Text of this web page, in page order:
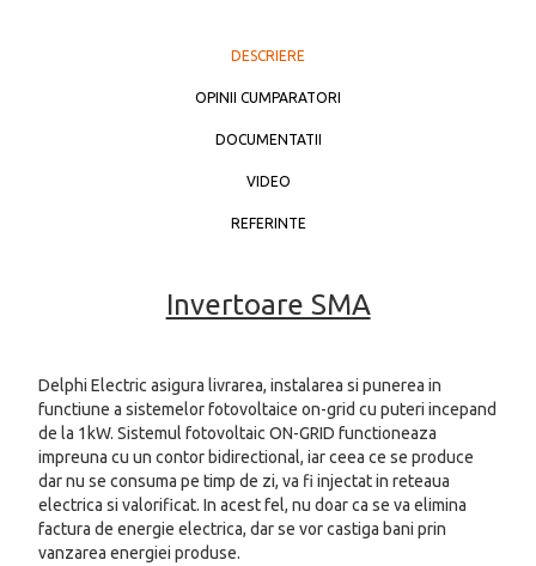
DESCRIERE
OPINII CUMPARATORI
DOCUMENTATII
VIDEO
REFERINTE
Invertoare SMA
Delphi Electric asigura livrarea, instalarea si punerea in
functiune a sistemelor fotovoltaice on-grid cu puteri incepand
de la 1kW. Sistemul fotovoltaic ON-GRID functioneaza
impreuna cu un contor bidirectional, iar ceea ce se produce
dar nu se consuma pe timp de zi, va fi injectat in reteaua
electrica si valorificat. In acest fel, nu doar ca se va elimina
factura de energie electrica, dar se vor castiga bani prin
vanzarea energiei produse.